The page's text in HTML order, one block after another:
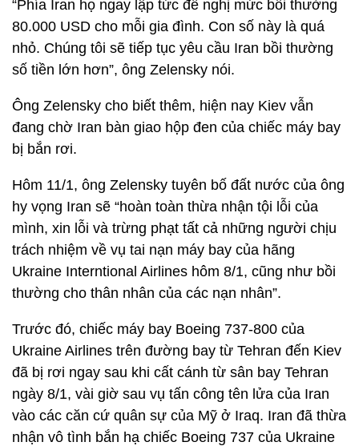
“Phía Iran họ ngay lập tức đề nghị mức bồi thường
80.000 USD cho mỗi gia đình. Con số này là quá
nhỏ. Chúng tôi sẽ tiếp tục yêu cầu Iran bồi thường
số tiền lớn hơn”, ông Zelensky nói.
Ông Zelensky cho biết thêm, hiện nay Kiev vẫn
đang chờ Iran bàn giao hộp đen của chiếc máy bay
bị bắn rơi.
Hôm 11/1, ông Zelensky tuyên bố đất nước của ông
hy vọng Iran sẽ “hoàn toàn thừa nhận tội lỗi của
mình, xin lỗi và trừng phạt tất cả những người chịu
trách nhiệm về vụ tai nạn máy bay của hãng
Ukraine Interntional Airlines hôm 8/1, cũng như bồi
thường cho thân nhân của các nạn nhân”.
Trước đó, chiếc máy bay Boeing 737-800 của
Ukraine Airlines trên đường bay từ Tehran đến Kiev
đã bị rơi ngay sau khi cất cánh từ sân bay Tehran
ngày 8/1, vài giờ sau vụ tấn công tên lửa của Iran
vào các căn cứ quân sự của Mỹ ở Iraq. Iran đã thừa
nhận vô tình bắn hạ chiếc Boeing 737 của Ukraine